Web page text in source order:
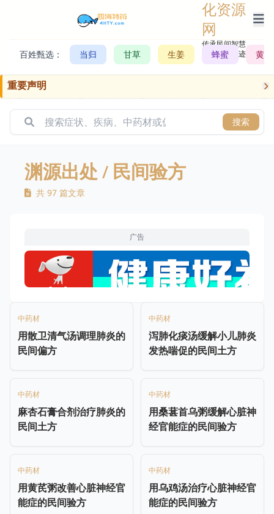
化资源
网
传承民间智慧，
记录历史轨迹
百姓甄选： 当归 甘草 生姜 蜂蜜 黄芪
重要声明
搜索
渊源出处/ 民间验方
共 97 篇文章
广告
中药材
用散卫清气汤调理肺炎的
民间偏方
中药材
泻肺化痰汤缓解小儿肺炎
发热喘促的民间土方
中药材
麻杏石膏合剂治疗肺炎的
民间土方
中药材
用桑葚首乌粥缓解心脏神
经官能症的民间验方
中药材
用黄芪粥改善心脏神经官
能症的民间验方
中药材
用乌鸡汤治疗心脏神经官
能症的民间验方